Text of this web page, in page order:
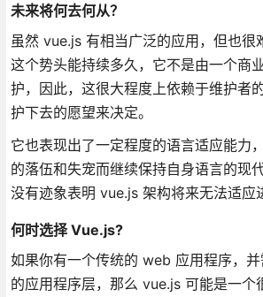
未来将何去何从？
虽然 vue.js 有相当广泛的应用，但也很
这个势头能持续多久，它不是由一个商
护，因此，这很大程度上依赖于维护者
护下去的愿望来决定。
它也表现出了一定程度的语言适应能力
的落伍和失宠而继续保持自身语言的现
没有迹象表明 vue.js 架构将来无法适应
何时选择 Vue.js?
如果你有一个传统的 web 应用程序，
的应用程序层，那么 vue.js 可能是一个